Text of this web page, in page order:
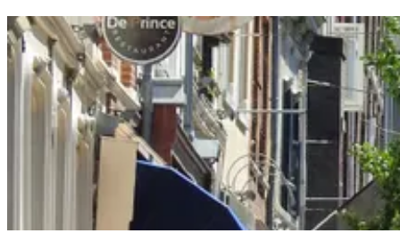
t
a
d
e